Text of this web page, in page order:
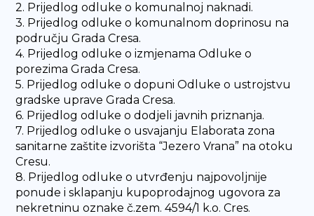
2. Prijedlog odluke o komunalnoj naknadi.
3. Prijedlog odluke o komunalnom doprinosu na
području Grada Cresa.
4. Prijedlog odluke o izmjenama Odluke o
porezima Grada Cresa.
5. Prijedlog odluke o dopuni Odluke o ustrojstvu
gradske uprave Grada Cresa.
6. Prijedlog odluke o dodjeli javnih priznanja.
7. Prijedlog odluke o usvajanju Elaborata zona
sanitarne zaštite izvorišta “Jezero Vrana” na otoku
Cresu.
8. Prijedlog odluke o utvrđenju najpovoljnije
ponude i sklapanju kupoprodajnog ugovora za
nekretninu oznake č.zem. 4594/1 k.o. Cres.